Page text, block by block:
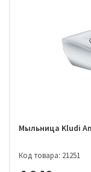
Мыльница Kludi
Код товара: 21251